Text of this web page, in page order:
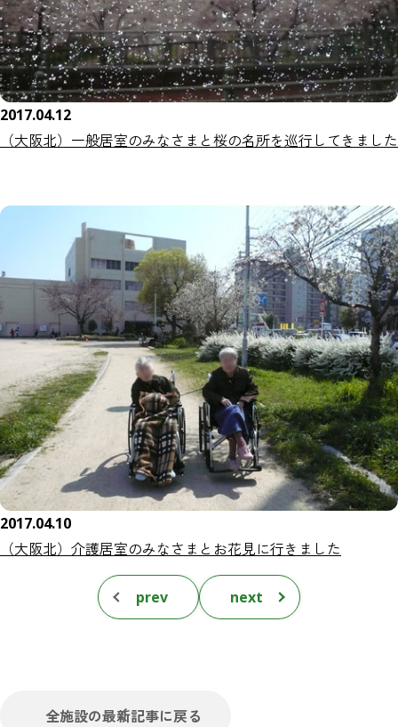
2017.04.12
（大阪北）一般居室のみなさまと桜の名所を巡行してきました
2017.04.10
（大阪北）介護居室のみなさまとお花見に行きました
prev next
全施設の最新記事に戻る